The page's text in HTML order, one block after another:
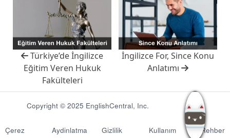
Türkiye’de İngilizce
Eğitim Veren Hukuk
Fakülteleri
İngilizce For, Since Konu
Anlatımı
Copyright © 2025 EnglishCentral, Inc.
Çerez
Aydinlatma
Gizlilik
Kullanım
Rehber